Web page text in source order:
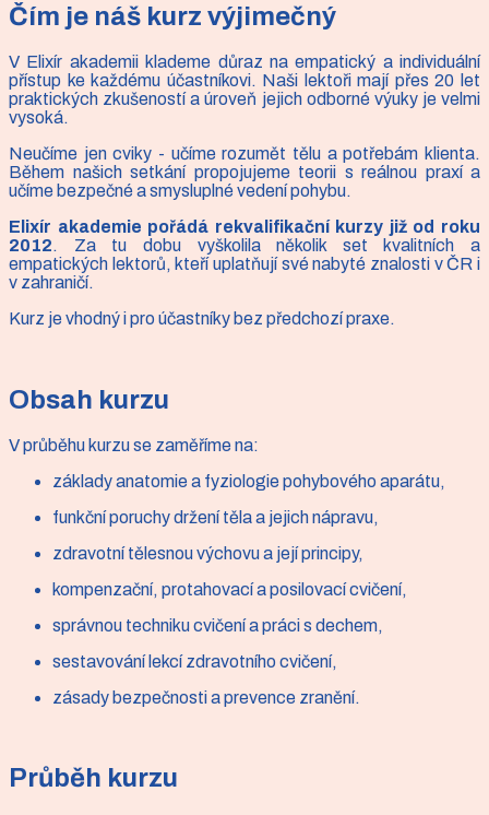
Čím je náš kurz výjimečný
V Elixír akademii klademe důraz na empatický a individuální
přístup ke každému účastníkovi. Naši lektoři mají přes 20 let
praktických zkušeností a úroveň jejich odborné výuky je velmi
vysoká.
Neučíme jen cviky - učíme rozumět tělu a potřebám klienta.
Během našich setkání propojujeme teorii s reálnou praxí a
učíme bezpečné a smysluplné vedení pohybu.
Elixír akademie pořádá rekvalifikační kurzy již od roku
2012. Za tu dobu vyškolila několik set kvalitních a
empatických lektorů, kteří uplatňují své nabyté znalosti v ČR i
v zahraničí.
Kurz je vhodný i pro účastníky bez předchozí praxe.
Obsah kurzu
V průběhu kurzu se zaměříme na:
základy anatomie a fyziologie pohybového aparátu,
funkční poruchy držení těla a jejich nápravu,
zdravotní tělesnou výchovu a její principy,
kompenzační, protahovací a posilovací cvičení,
správnou techniku cvičení a práci s dechem,
sestavování lekcí zdravotního cvičení,
zásady bezpečnosti a prevence zranění.
Průběh kurzu